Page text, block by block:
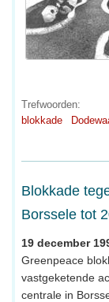
Trefwoorden:
blokkade
Blokkade
Borssele tot
19 december
Greenpeace
vastgeketende
centrale in